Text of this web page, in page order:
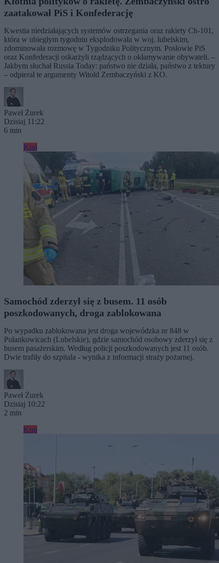
zaatakował PiS i Konfederację
Kwestia niedziałających systemów ostrzegania oraz rakiety Ch-101,
która w ubiegłym tygodniu eksplodowała w woj. lubelskim,
zdominowała rozmowę w Tygodniku Politycznym. Posłowie PiS
oraz Konfederacji oskarżyli rządzących o okłamywanie obywateli. –
Jakbym słuchał Russia Today: państwo nie działa, państwo z tektury
– odpierał te argumenty Witold Zembaczyński z KO.
Paweł Żurek
Dzisiaj 11:22
6 min
Kraj
Samochód zderzył się z busem. 11 osób
poszkodowanych, droga zablokowana
Po wypadku zablokowana jest droga wojewódzka nr 848 w
Pułankowicach (Lubelskie), gdzie samochód osobowy zderzył się z
busem pasażerskim. Według policji poszkodowanych jest 11 osób.
Dwie trafiły do szpitala - wynika z informacji straży pożarnej.
Paweł Żurek
Dzisiaj 10:22
2 min
Kraj